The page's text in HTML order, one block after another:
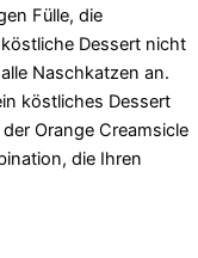
Fülle, die
Dessert nicht
Naschkatzen an.
köstliches Dessert
Orange Creamsicle
die Ihren